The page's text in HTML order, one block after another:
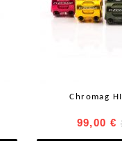
Chromag
99,00 €